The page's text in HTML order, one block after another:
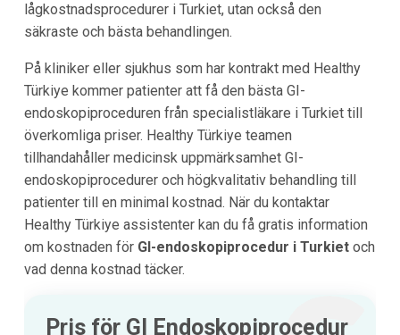
lågkostnadsprocedurer i Turkiet, utan också den
säkraste och bästa behandlingen.
På kliniker eller sjukhus som har kontrakt med Healthy
Türkiye kommer patienter att få den bästa GI-
endoskopiproceduren från specialistläkare i Turkiet till
överkomliga priser. Healthy Türkiye teamen
tillhandahåller medicinsk uppmärksamhet GI-
endoskopiprocedurer och högkvalitativ behandling till
patienter till en minimal kostnad. När du kontaktar
Healthy Türkiye assistenter kan du få gratis information
om kostnaden för GI-endoskopiprocedur i Turkietoch
vad denna kostnad täcker.
Pris för GI Endoskopiprocedur